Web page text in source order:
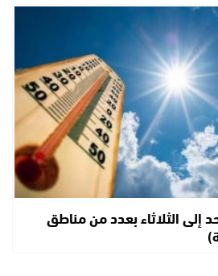
إلى الثلاثاء بعدد من مناطق